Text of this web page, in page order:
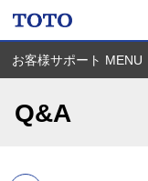
お客様サポート MENU
Q&A